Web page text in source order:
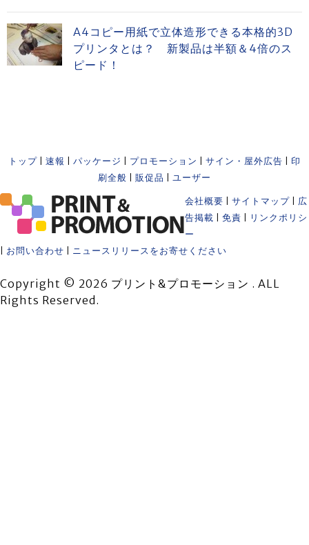
A4コピー用紙で立体造形できる本格的3D
プリンタとは？ 新製品は半額＆4倍のス
ピード！
トップ 速報 パッケージ プロモーション サイン・屋外広告
印
刷全般
販促品 ユーザー
会社概要 サイトマップ
広
告掲載
免責
リンクポリシ
ー
お問い合わせ ニュースリリースをお寄せください
Copyright © 2026 プリント&プロモーション . ALL
Rights Reserved.